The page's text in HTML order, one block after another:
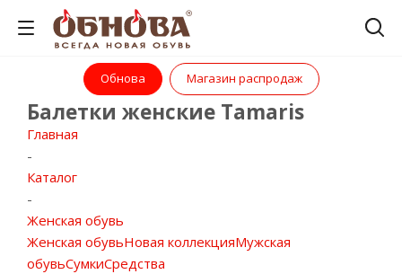
Обнова Магазин распродаж
Балетки женские Tamaris
Главная
-
Каталог
-
Женская обувь
Женская обувьНовая коллекцияМужская
обувьСумкиСредства